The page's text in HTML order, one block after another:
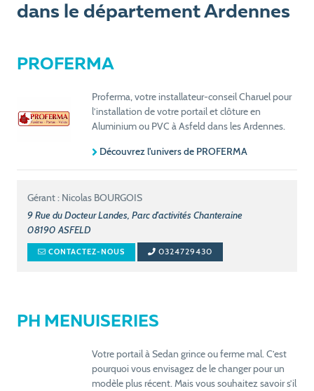
dans le département Ardennes
PROFERMA
Proferma, votre installateur-conseil Charuel pour
l’installation de votre portail et clôture en
Aluminium ou PVC à Asfeld dans les Ardennes.
Découvrez l'univers de PROFERMA
Gérant : Nicolas BOURGOIS
9 Rue du Docteur Landes, Parc d'activités Chanteraine
08190 ASFELD
CONTACTEZ-NOUS 0324729430
PH MENUISERIES
Votre portail à Sedan grince ou ferme mal. C’est
pourquoi vous envisagez de le changer pour un
modèle plus récent. Mais vous souhaitez savoir s’il